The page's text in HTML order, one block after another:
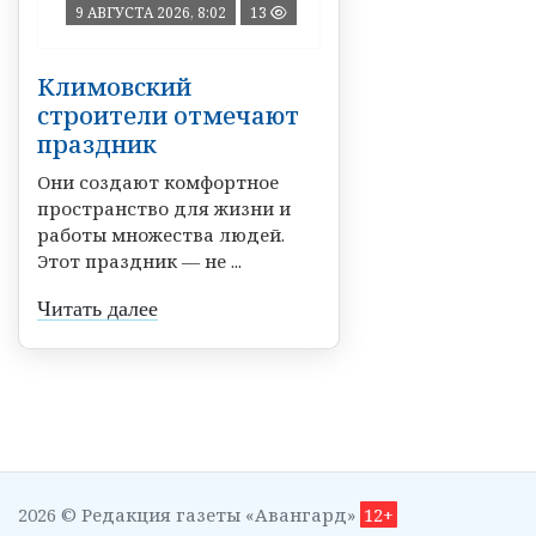
9 АВГУСТА 2026, 8:02 13
Климовский
строители отмечают
праздник
Они создают комфортное
пространство для жизни и
работы множества людей.
Этот праздник — не ...
Читать далее
2026 © Редакция газеты «Авангард» 12+